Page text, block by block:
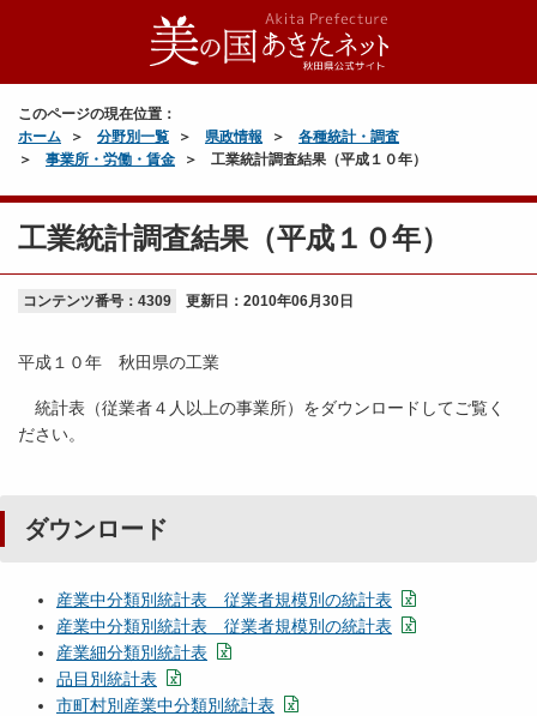
このページの現在位置：
ホーム
分野別一覧 県政情報
各種統計・調査
事業所・労働・賃金
工業統計調査結果（平成１０年）
工業統計調査結果（平成１０年）
コンテンツ番号：4309 更新日： 2010年06月30日
平成１０年 秋田県の工業
統計表（従業者４人以上の事業所）をダウンロードしてご覧く
ださい。
ダウンロード
産業中分類別統計表 従業者規模別の統計表
産業中分類別統計表 従業者規模別の統計表
産業細分類別統計表
品目別統計表
市町村別産業中分類別統計表